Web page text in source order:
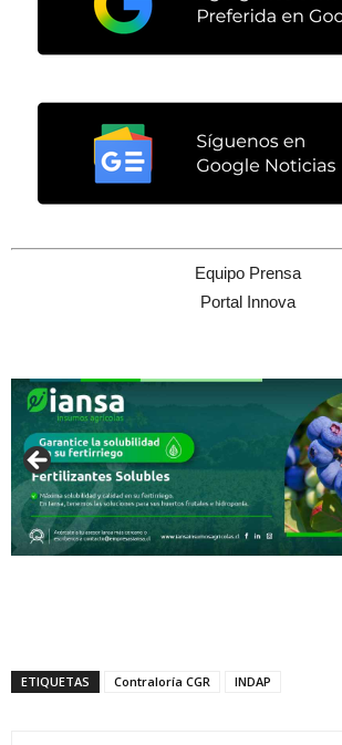
Equipo Prensa
Portal Innova
ETIQUETAS Contraloría CGR INDAP